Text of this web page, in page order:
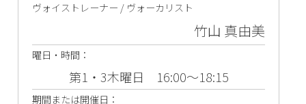
ヴォイストレーナー / ヴォーカリスト
竹山 真由美
曜日・時間：
第1・3木曜日 16:00～18:15
期間または開催日：